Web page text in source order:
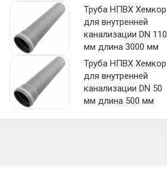
Труба НПВХ Хемкор
для внутренней
канализации DN 110
мм длина 3000 мм
Труба НПВХ Хемкор
для внутренней
канализации DN 50
мм длина 500 мм